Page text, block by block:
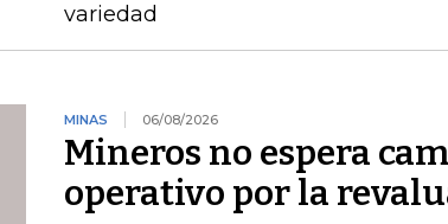
variedad
MINAS 06/08/2026
Mineros no espera
operativo por la